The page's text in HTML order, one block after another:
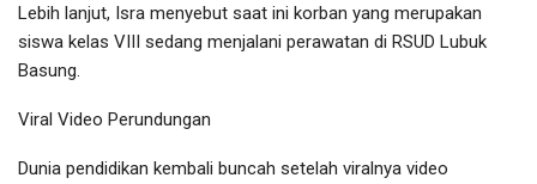
Lebih lanjut, Isra menyebut saat ini korban yang merupakan
siswa kelas VIII sedang menjalani perawatan di RSUD Lubuk
Basung.
Viral Video Perundungan
Dunia pendidikan kembali buncah setelah viralnya video